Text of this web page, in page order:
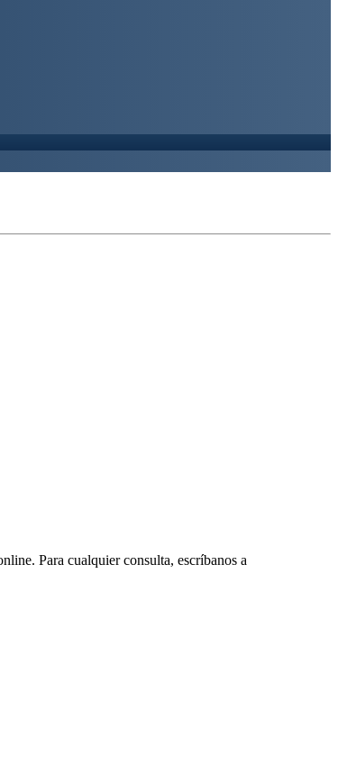
Para cualquier consulta, escríbanos a